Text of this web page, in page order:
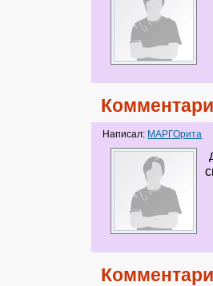
Написал: МАРГОрита